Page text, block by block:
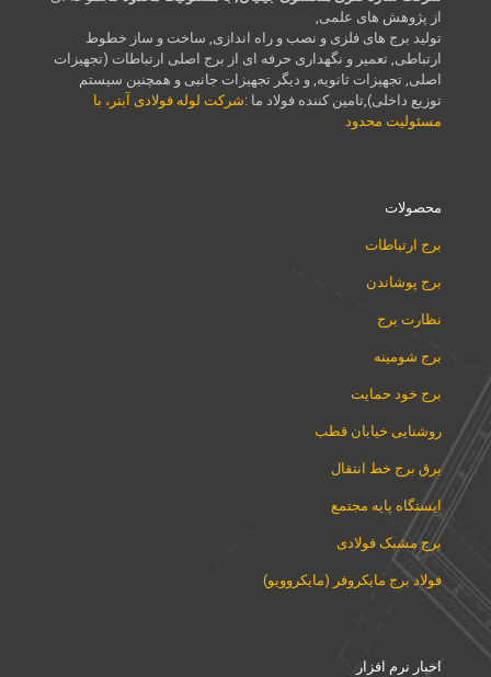
از پژوهش های علمی,
تولید برج های فلزی و نصب و راه اندازی, ساخت و ساز خطوط
ارتباطی, تعمیر و نگهداری حرفه ای از برج اصلی ارتباطات (تجهیزات
اصلی, تجهیزات ثانویه, و دیگر تجهیزات جانبی و همچنین سیستم
توزیع داخلی),تامین کننده فولاد ما :شرکت لوله فولادی آبتر، با
مسئولیت محدود
محصولات
برج ارتباطات
برج پوشاندن
نظارت برج
برج شومینه
برج خود حمایت
روشنایی خیابان قطب
برق برج خط انتقال
ایستگاه پایه مجتمع
برج مشبک فولادی
فولاد برج مایکروفر (مایکروویو)
اخبار نرم افزار